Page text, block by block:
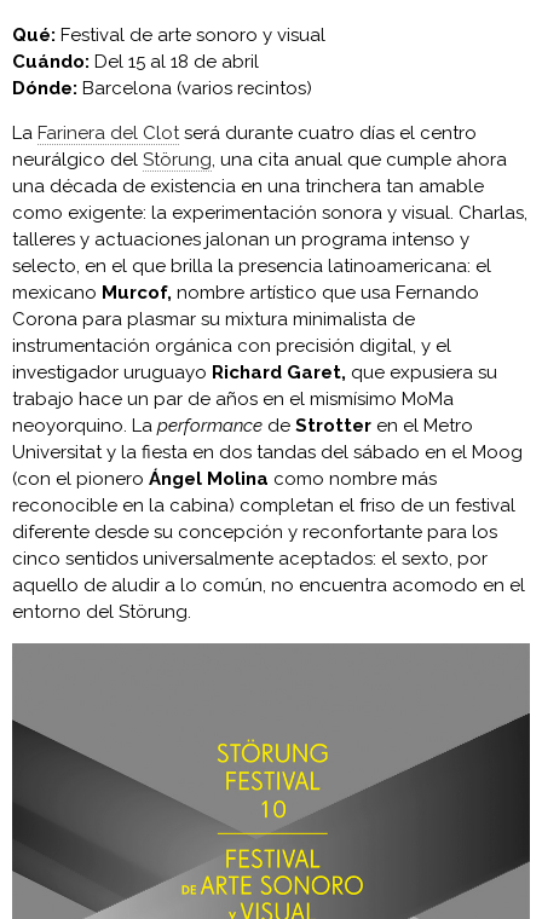
Qué: Festival de arte sonoro y visual
Cuándo: Del 15 al 18 de abril
Dónde: Barcelona (varios recintos)
La Farinera del Clotserá durante cuatro días el centro
neurálgico del Störung, una cita anual que cumple ahora
una década de existencia en una trinchera tan amable
como exigente: la experimentación sonora y visual. Charlas,
talleres y actuaciones jalonan un programa intenso y
selecto, en el que brilla la presencia latinoamericana: el
mexicano Murcof, nombre artístico que usa Fernando
Corona para plasmar su mixtura minimalista de
instrumentación orgánica con precisión digital, y el
investigador uruguayo Richard Garet, que expusiera su
trabajo hace un par de años en el mismísimo MoMa
neoyorquino. La performance de Strotter en el Metro
Universitat y la fiesta en dos tandas del sábado en el Moog
(con el pionero Ángel Molina como nombre más
reconocible en la cabina) completan el friso de un festival
diferente desde su concepción y reconfortante para los
cinco sentidos universalmente aceptados: el sexto, por
aquello de aludir a lo común, no encuentra acomodo en el
entorno del Störung.